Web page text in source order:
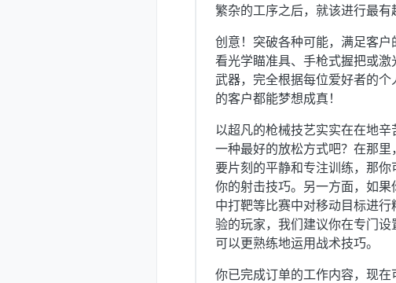
繁杂的工序之后，就该进行最
创意！突破各种可能，满足客
看光学瞄准具、手枪式握把或
武器，完全根据每位爱好者的
的客户都能梦想成真！
以超凡的枪械技艺实实在在地
一种最好的放松方式吧？在那
要片刻的平静和专注训练，那
你的射击技巧。另一方面，如
中打靶等比赛中对移动目标进
验的玩家，我们建议你在专门
可以更熟练地运用战术技巧。
你已完成订单的工作内容，现